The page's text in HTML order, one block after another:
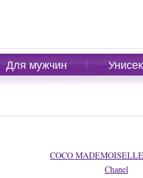
Для мужчин
COCO
Chanel